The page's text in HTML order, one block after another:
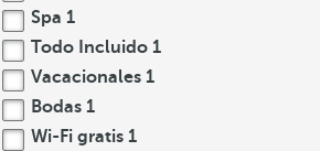
Spa 1
Todo Incluido 1
Vacacionales 1
Bodas 1
Wi-Fi gratis 1